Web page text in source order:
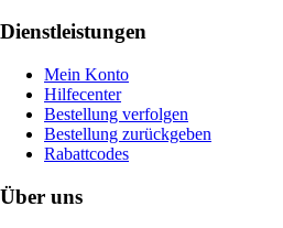
Dienstleistungen
Mein Konto
Hilfecenter
Bestellung verfolgen
Bestellung zurückgeben
Rabattcodes
Über uns